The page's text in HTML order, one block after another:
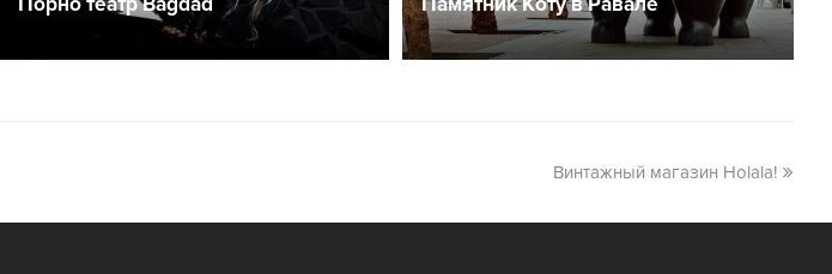
Винтажный магазин Holala!